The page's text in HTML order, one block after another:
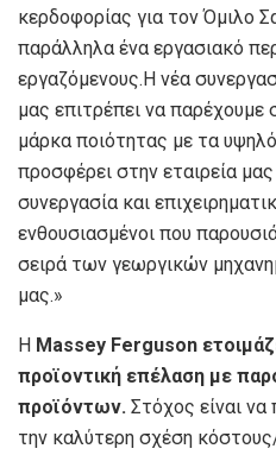
κερδοφορίας για τον Όμιλο
παράλληλα ένα εργασιακό
εργαζόμενους.Η νέα
μας επιτρέπει να παρέχουμε
μάρκα ποιότητας με τα
προσφέρει στην εταιρεία
συνεργασία και
ενθουσιασμένοι που
σειρά των γεωργικών
μας.»
Η Massey Ferguson
προϊοντική επέλαση με
προϊόντων. Στόχος είναι
την καλύτερη σχέση